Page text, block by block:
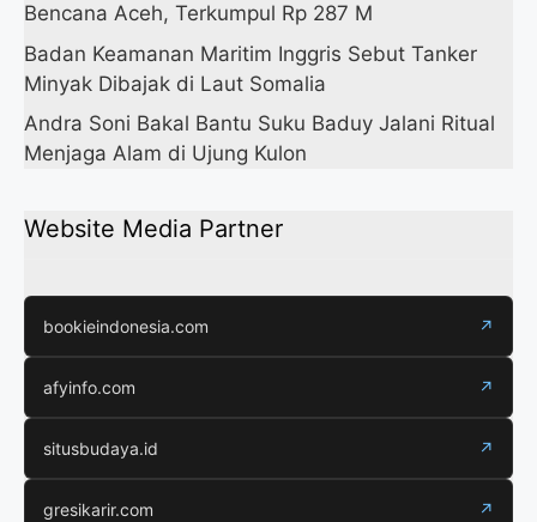
Bencana Aceh, Terkumpul Rp 287 M
Badan Keamanan Maritim Inggris Sebut Tanker
Minyak Dibajak di Laut Somalia
Andra Soni Bakal Bantu Suku Baduy Jalani Ritual
Menjaga Alam di Ujung Kulon
Website Media Partner
bookieindonesia.com ↗
afyinfo.com ↗
situsbudaya.id ↗
gresikarir.com ↗